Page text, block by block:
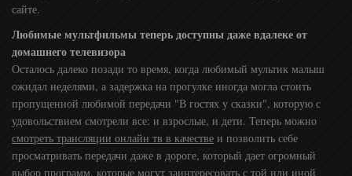
сайте.
Любимые мультфильмы теперь доступны даже вдалеке от
домашнего телевизора
Осталось далеко позади то время, когда любимый мультик малыш
ожидал неделями, а задержка на прогулке иногда могла стоить
пропущенной любимой передачи "В гостях у сказки", которую с
удовольствием смотрели все: и взрослые, и дети. Теперь можно
смотреть трансляции онлайн тв в качестве и позволить себе
просматривать передачи даже в дороге, который дает огромный
выбор программ, которые могут заинтересовать с той или иной